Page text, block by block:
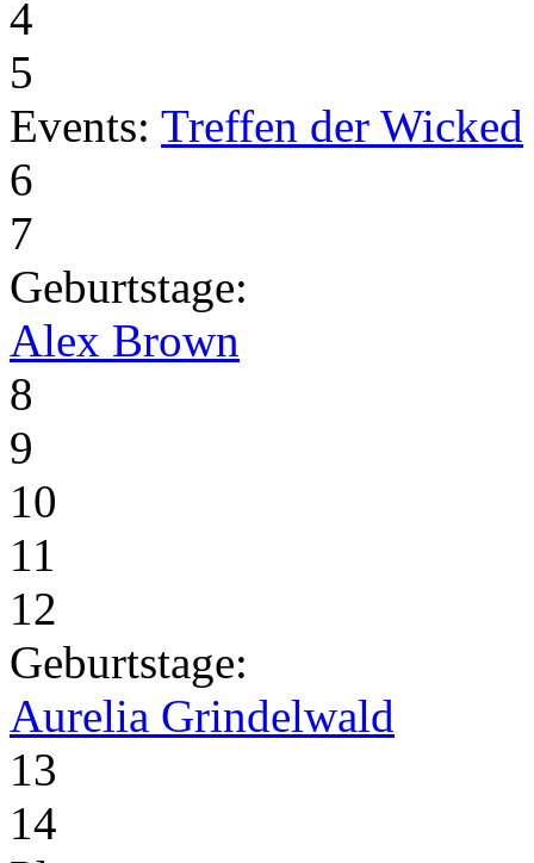
4
5
Events: Treffen der Wicked
6
7
Geburtstage:
Alex Brown
8
9
10
11
12
Geburtstage:
Aurelia Grindelwald
13
14